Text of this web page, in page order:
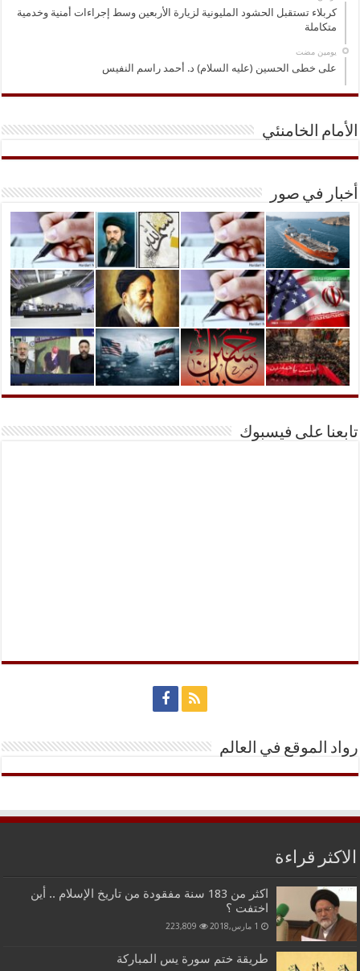
كربلاء تستقبل الحشود المليونية لزيارة الأربعين وسط إجراءات أمنية وخدمية
متكاملة
‏يومين مضت
على خطى الحسين (عليه السلام) د. أحمد راسم النفيس
الأمام الخامنئي
أخبار في صور
تابعنا على فيسبوك
رواد الموقع في العالم
الاكثر قراءة
اكثر من 183 سنة مفقودة من تاريخ الإسلام .. أين
اختفت ؟
1 مارس,2018 223,809
طريقة ختم سورة يس المباركة